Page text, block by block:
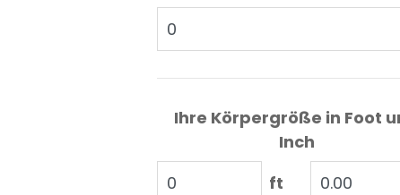
Ihre Körpergröße in Foot
Inch
ft